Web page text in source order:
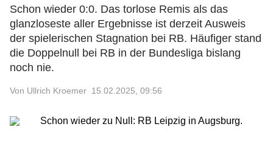
Schon wieder 0:0. Das torlose Remis als das
glanzloseste aller Ergebnisse ist derzeit Ausweis
der spielerischen Stagnation bei RB. Häufiger stand
die Doppelnull bei RB in der Bundesliga bislang
noch nie.
Von Ullrich Kroemer 15.02.2025, 09:56